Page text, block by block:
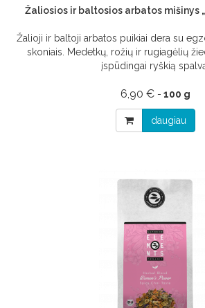
Žaliosios ir baltosios arbatos mišinys
Žalioji ir baltoji arbatos puikiai dera su
skoniais. Medetkų, rožių ir rugiagėlių
įspūdingai ryškią
6,90 € - 100 g
daugiau